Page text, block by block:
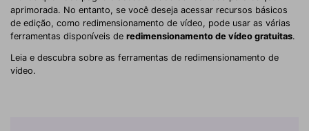
aprimorada. No entanto, se você deseja acessar recursos básicos
de edição, como redimensionamento de vídeo, pode usar as várias
ferramentas disponíveis de redimensionamento de vídeo gratuitas.
Leia e descubra sobre as ferramentas de redimensionamento de
vídeo.